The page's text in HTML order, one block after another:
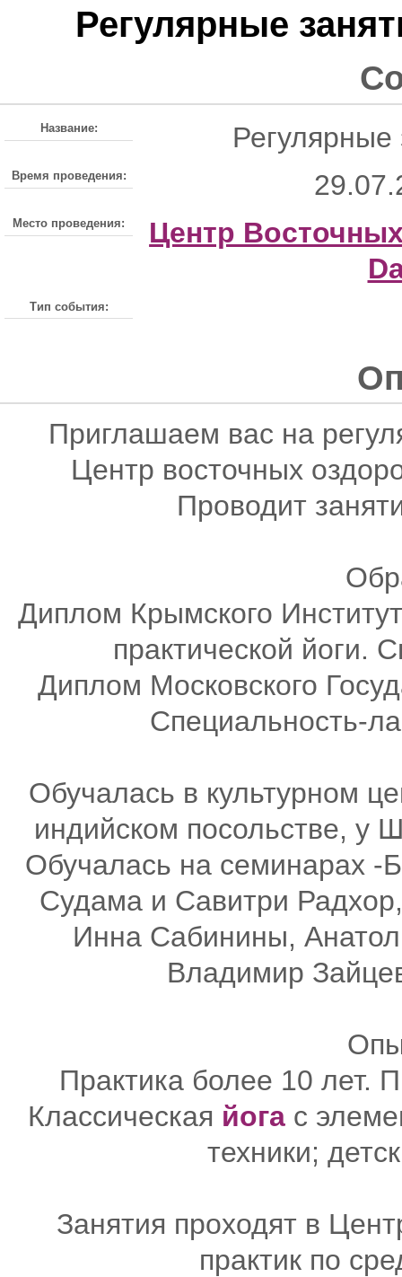
Регулярные
Название: Регулярные
Время проведения:
Место проведения:
Центр
Тип события:
Приглашаем вас на
Центр восточных
Проводит
Диплом Крымского
практической йоги.
Диплом Московского
Специальность-
Обучалась в культурном
индийском посольстве, у
Обучалась на семинарах -
Судама и Савитри
Инна Сабинины,
Владимир
Практика более 10 лет.
Классическая йогас
техники;
Занятия проходят в
практик по